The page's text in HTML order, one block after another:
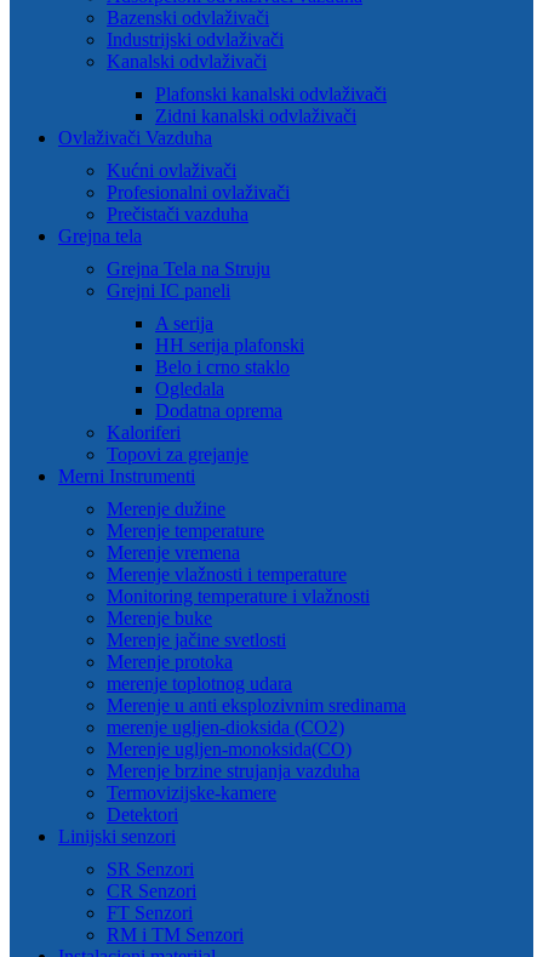
Bazenski odvlaživači
Industrijski odvlaživači
Kanalski odvlaživači
Plafonski kanalski odvlaživači
Zidni kanalski odvlaživači
Ovlaživači Vazduha
Kućni ovlaživači
Profesionalni ovlaživači
Prečistači vazduha
Grejna tela
Grejna Tela na Struju
Grejni IC paneli
A serija
HH serija plafonski
Belo i crno staklo
Ogledala
Dodatna oprema
Kaloriferi
Topovi za grejanje
Merni Instrumenti
Merenje dužine
Merenje temperature
Merenje vremena
Merenje vlažnosti i temperature
Monitoring temperature i vlažnosti
Merenje buke
Merenje jačine svetlosti
Merenje protoka
merenje toplotnog udara
Merenje u anti eksplozivnim sredinama
merenje ugljen-dioksida (CO2)
Merenje ugljen-monoksida(CO)
Merenje brzine strujanja vazduha
Termovizijske-kamere
Detektori
Linijski senzori
SR Senzori
CR Senzori
FT Senzori
RM i TM Senzori